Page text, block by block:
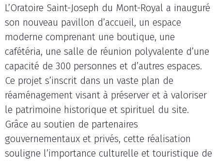
L’Oratoire Saint-Joseph du Mont-Royal a inauguré
son nouveau pavillon d’accueil, un espace
moderne comprenant une boutique, une
cafétéria, une salle de réunion polyvalente d’une
capacité de 300 personnes et d’autres espaces.
Ce projet s’inscrit dans un vaste plan de
réaménagement visant à préserver et à valoriser
le patrimoine historique et spirituel du site.
Grâce au soutien de partenaires
gouvernementaux et privés, cette réalisation
souligne l’importance culturelle et touristique de